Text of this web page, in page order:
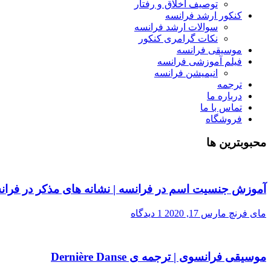
توصیف اخلاق و رفتار
کنکور ارشد فرانسه
سوالات ارشد فرانسه
نکات گرامری کنکور
موسیقی فرانسه
فیلم آموزشی فرانسه
انیمیشن فرانسه
ترجمه
درباره ما
تماس با ما
فروشگاه
محبوبترین ها
آموزش جنسیت اسم در فرانسه | نشانه های مذکر در
مای فرنچ مارس 17, 2020 1 دیدگاه
موسیقی فرانسوی | ترجمه ی Dernière Danse